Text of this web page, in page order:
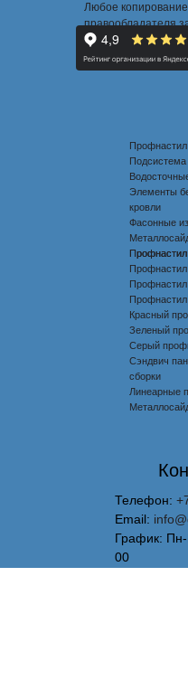
Любое
правообладателя
Профнастил
Элементы
кровли
Фасонные
Профнастил
Профнастил
Профнастил
Профнастил
Красный
Зеленый
Серый
Сэндвич
сборки
Линеарные
Телефон:
Email:
График:
00